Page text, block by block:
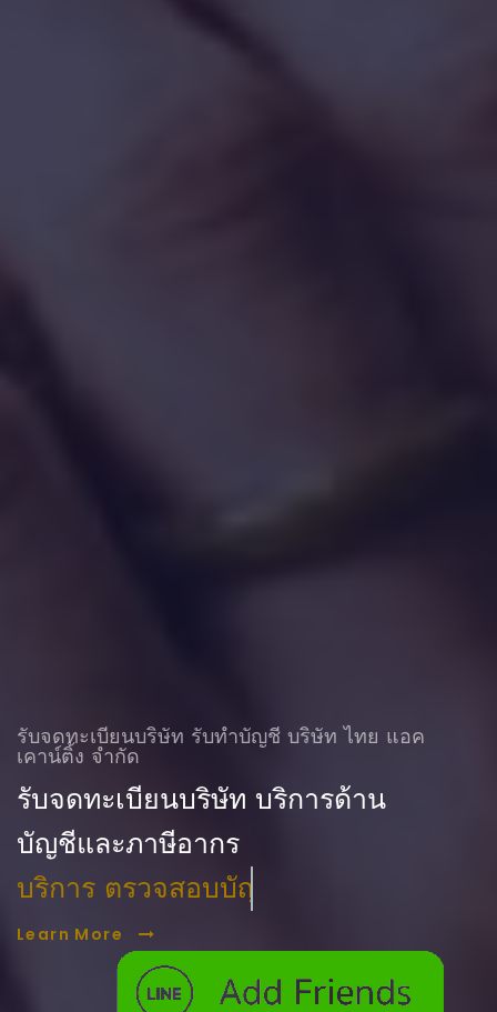
รับจดทะเบียนบริษัท รับทําบัญชี บริษัท ไทย แอค
เคาน์ติ้ง จำกัด
รับจดทะเบียนบริษัท บริการด้าน
บัญชีและภาษีอากร
บริการ ตรวจสอบบัญชี
Learn More